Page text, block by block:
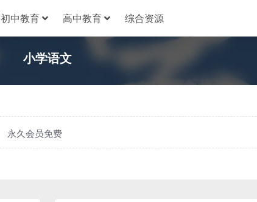
初中教育 高中教育 综合资源
小学语文
永久会员免费